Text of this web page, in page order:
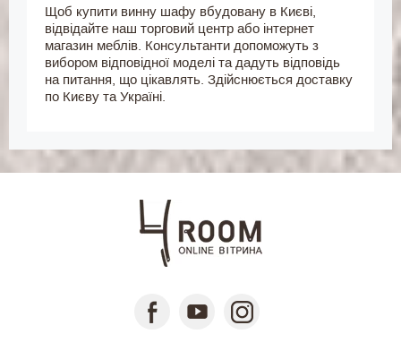
Щоб купити винну шафу вбудовану в Києві,
відвідайте наш торговий центр або інтернет
магазин меблів. Консультанти допоможуть з
вибором відповідної моделі та дадуть відповідь
на питання, що цікавлять. Здійснюється доставку
по Києву та Україні.